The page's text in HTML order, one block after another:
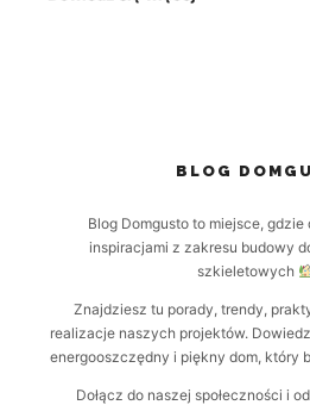
BLOG
Blog Domgusto to miejsce,
inspiracjami z zakresu budowy
szkieletowych
Znajdziesz tu porady, trendy,
realizacje naszych projektów.
energooszczędny i piękny dom, który
Dołącz do naszej społeczności i